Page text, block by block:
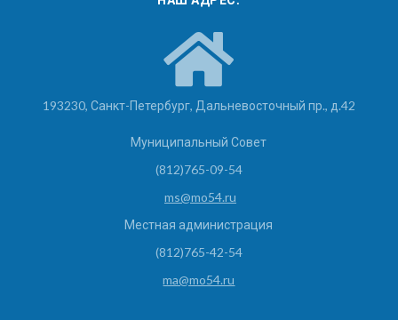
193230, Санкт-Петербург, Дальневосточный пр., д.42
Муниципальный Совет
(812)765-09-54
ms@mo54.ru
Местная администрация
(812)765-42-54
ma@mo54.ru